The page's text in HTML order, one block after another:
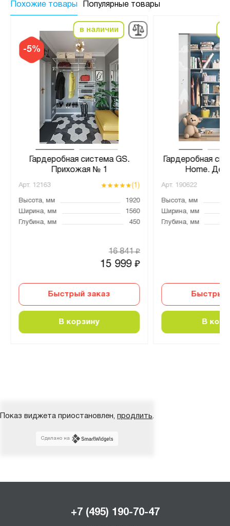
Похожие товары Популярные товары
-5%
в наличии
Гардеробная система GS.
Прихожая № 1
Арт. 12163 (1)
Высота, мм
1920
Ширина, мм
1560
Глубина, мм
450
15 999₽
16 841₽
Быстрый заказ
В корзину
Гардеробная
Home.
Арт. 190622
Высота, мм
Ширина, мм
Глубина, мм
Быстрый
В
Показ виджета приостановлен, продлить.
Сделано на
+7 (495) 190-70-47